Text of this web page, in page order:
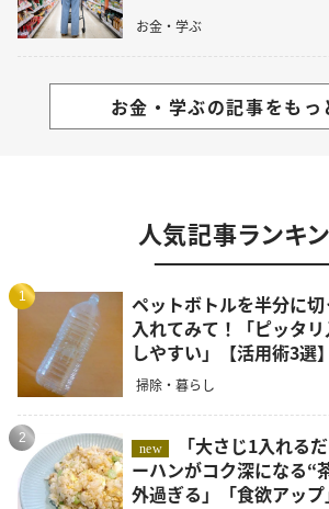
お金・学ぶ
お金・学ぶの記事をもっ
人気記事ランキ
1
ペットボトルを半分に
入れてみて！「ピッタ
しやすい」【活用術3選】
掃除・暮らし
2
new
ーハンがコク深になる“
外過ぎる」「食欲アップ